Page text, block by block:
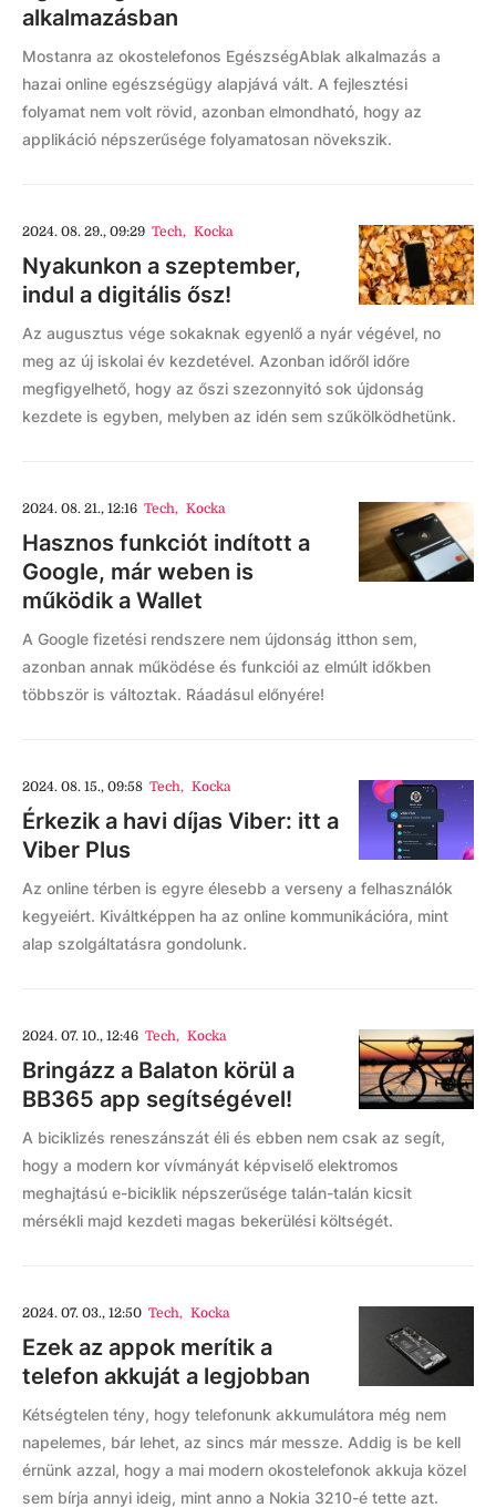
alkalmazásban
Mostanra az okostelefonos EgészségAblak alkalmazás a
hazai online egészségügy alapjává vált. A fejlesztési
folyamat nem volt rövid, azonban elmondható, hogy az
applikáció népszerűsége folyamatosan növekszik.
2024. 08. 29., 09:29 Tech, Kocka
Nyakunkon a szeptember,
indul a digitális ősz!
Az augusztus vége sokaknak egyenlő a nyár végével, no
meg az új iskolai év kezdetével. Azonban időről időre
megfigyelhető, hogy az őszi szezonnyitó sok újdonság
kezdete is egyben, melyben az idén sem szűkölködhetünk.
2024. 08. 21., 12:16 Tech, Kocka
Hasznos funkciót indított a
Google, már weben is
működik a Wallet
A Google fizetési rendszere nem újdonság itthon sem,
azonban annak működése és funkciói az elmúlt időkben
többször is változtak. Ráadásul előnyére!
2024. 08. 15., 09:58 Tech, Kocka
Érkezik a havi díjas Viber: itt a
Viber Plus
Az online térben is egyre élesebb a verseny a felhasználók
kegyeiért. Kiváltképpen ha az online kommunikációra, mint
alap szolgáltatásra gondolunk.
2024. 07. 10., 12:46 Tech, Kocka
Bringázz a Balaton körül a
BB365 app segítségével!
A biciklizés reneszánszát éli és ebben nem csak az segít,
hogy a modern kor vívmányát képviselő elektromos
meghajtású e-biciklik népszerűsége talán-talán kicsit
mérsékli majd kezdeti magas bekerülési költségét.
2024. 07. 03., 12:50 Tech, Kocka
Ezek az appok merítik a
telefon akkuját a legjobban
Kétségtelen tény, hogy telefonunk akkumulátora még nem
napelemes, bár lehet, az sincs már messze. Addig is be kell
érnünk azzal, hogy a mai modern okostelefonok akkuja közel
sem bírja annyi ideig, mint anno a Nokia 3210-é tette azt.